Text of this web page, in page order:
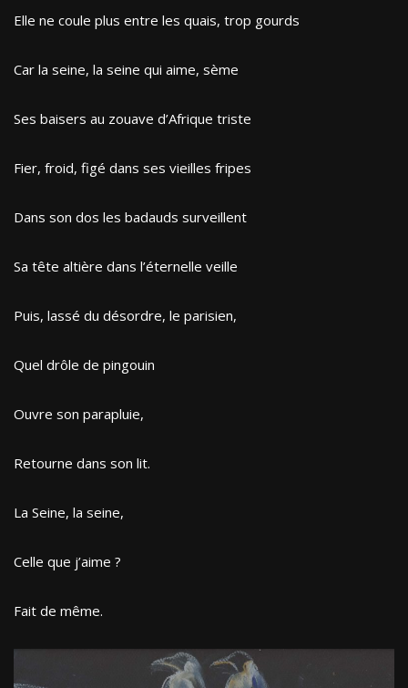
Elle ne coule plus entre les quais, trop gourds
Car la seine, la seine qui aime, sème
Ses baisers au zouave d’Afrique triste
Fier, froid, figé dans ses vieilles fripes
Dans son dos les badauds surveillent
Sa tête altière dans l’éternelle veille
Puis, lassé du désordre, le parisien,
Quel drôle de pingouin
Ouvre son parapluie,
Retourne dans son lit.
La Seine, la seine,
Celle que j’aime ?
Fait de même.